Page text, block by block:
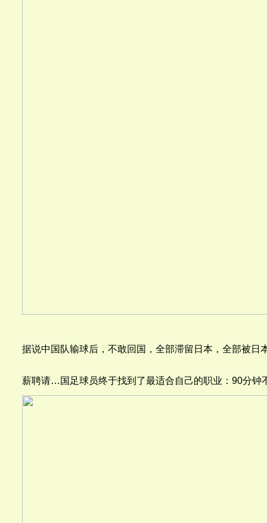
据说中国队输球后，不敢回国，全部滞留日本，全部被日
薪聘请…国足球员终于找到了最适合自己的职业：90分钟